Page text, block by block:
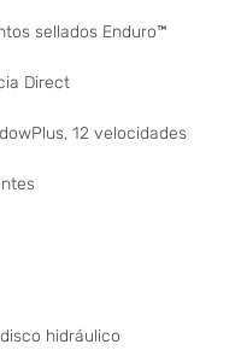
sellados Enduro™
Direct
12 velocidades
hidráulico